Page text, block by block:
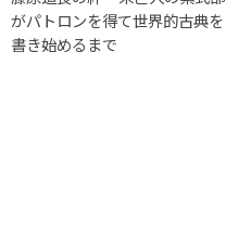
がパトロンを得て世界的古典を
書き始めるまで